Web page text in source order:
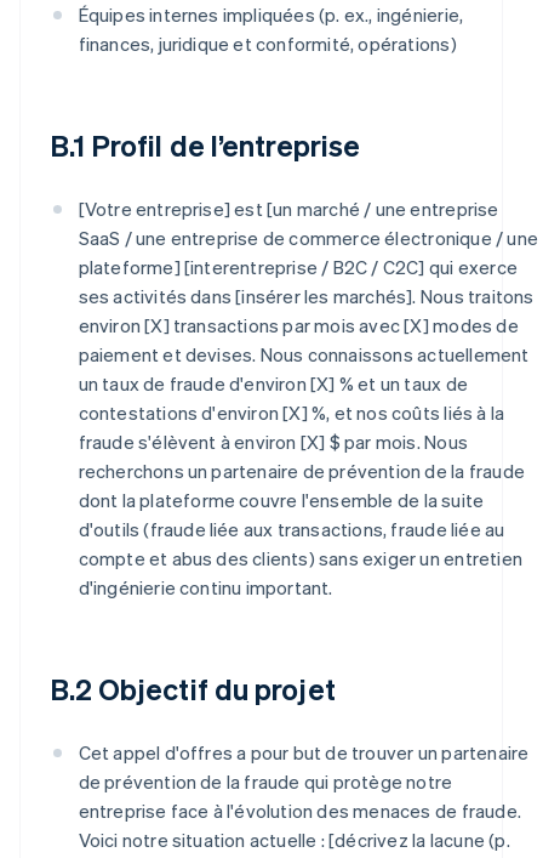
Équipes internes impliquées (p. ex., ingénierie,
finances, juridique et conformité, opérations)
B.1 Profil de l’entreprise
[Votre entreprise] est [un marché / une entreprise
SaaS / une entreprise de commerce électronique / une
plateforme] [interentreprise / B2C / C2C] qui exerce
ses activités dans [insérer les marchés]. Nous traitons
environ [X] transactions par mois avec [X] modes de
paiement et devises. Nous connaissons actuellement
un taux de fraude d'environ [X] % et un taux de
contestations d'environ [X] %, et nos coûts liés à la
fraude s'élèvent à environ [X] $ par mois. Nous
recherchons un partenaire de prévention de la fraude
dont la plateforme couvre l'ensemble de la suite
d'outils (fraude liée aux transactions, fraude liée au
compte et abus des clients) sans exiger un entretien
d'ingénierie continu important.
B.2 Objectif du projet
Cet appel d'offres a pour but de trouver un partenaire
de prévention de la fraude qui protège notre
entreprise face à l'évolution des menaces de fraude.
Voici notre situation actuelle : [décrivez la lacune (p.